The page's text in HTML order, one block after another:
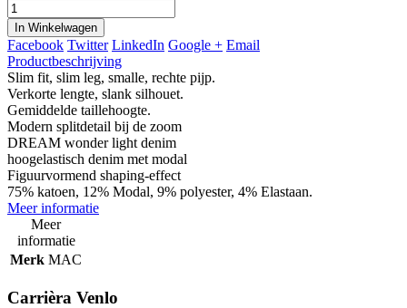
In Winkelwagen
Facebook Twitter LinkedIn Google + Email
Productbeschrijving
Slim fit, slim leg, smalle, rechte pijp.
Verkorte lengte, slank silhouet.
Gemiddelde taillehoogte.
Modern splitdetail bij de zoom
DREAM wonder light denim
hoogelastisch denim met modal
Figuurvormend shaping-effect
75% katoen, 12% Modal, 9% polyester, 4% Elastaan.
Meer informatie
Meer
informatie
Merk MAC
Carrièra Venlo